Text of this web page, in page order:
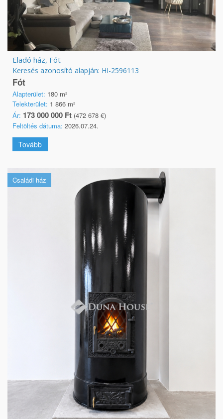
Eladó ház, Fót
Keresés azonosító alapján: HI-2596113
Fót
Alapterület: 180 m²
Telekterület: 1 866 m²
Ár: 173 000 000 Ft (472 678 €)
Feltöltés dátuma: 2026.07.24.
Tovább
Családi ház